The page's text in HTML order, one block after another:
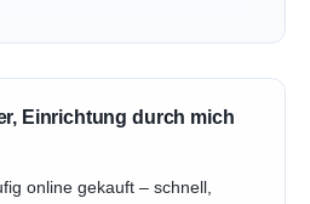
Einrichtung durch mich
online gekauft – schnell,